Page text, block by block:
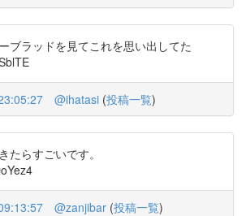
ブラッドを見てこれを思い出してた
@ihatasi (投稿一覧)
らすごいです。
@zanjibar (投稿一覧)